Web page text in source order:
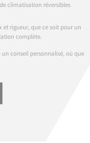
climatisation réversibles
et rigueur, que ce soit pour un
complète.
conseil personnalisé, où que